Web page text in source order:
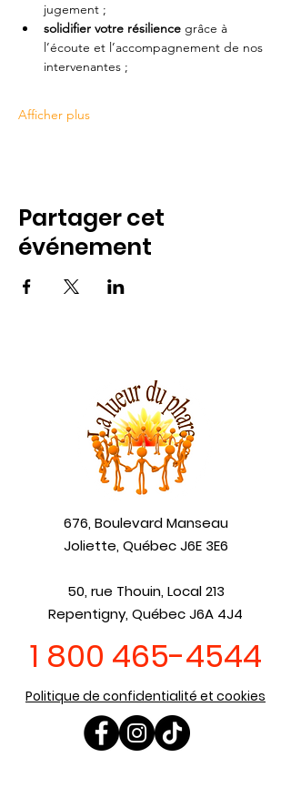
jugement ;
solidifier votre résilience grâce à
l’écoute et l’accompagnement de nos
intervenantes ;
Afficher plus
Partager cet
événement
676, Boulevard Manseau
Joliette, Québec J6E 3E6
50, rue Thouin, Local 213
Repentigny, Québec J6A 4J4
1 800 465-4544
Politique de confidentialité et cookies